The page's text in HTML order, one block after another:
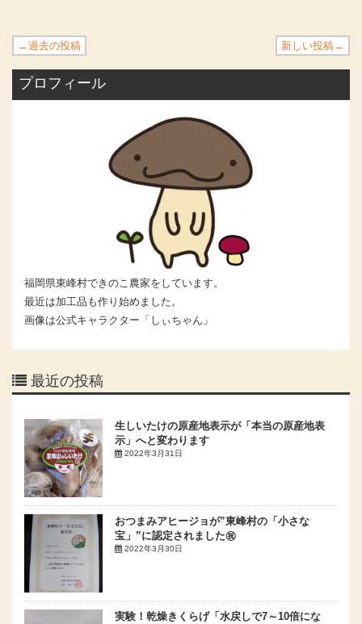
←過去の投稿 新しい投稿→
プロフィール
福岡県東峰村できのこ農家をしています。
最近は加工品も作り始めました。
画像は公式キャラクター「しぃちゃん」
最近の投稿
生しいたけの原産地表示が「本当の原産地表
示」へと変わります
2022年3月31日
おつまみアヒージョが”東峰村の「小さな
宝」”に認定されました㊗
2022年3月30日
実験！乾燥きくらげ「水戻しで7～10倍にな